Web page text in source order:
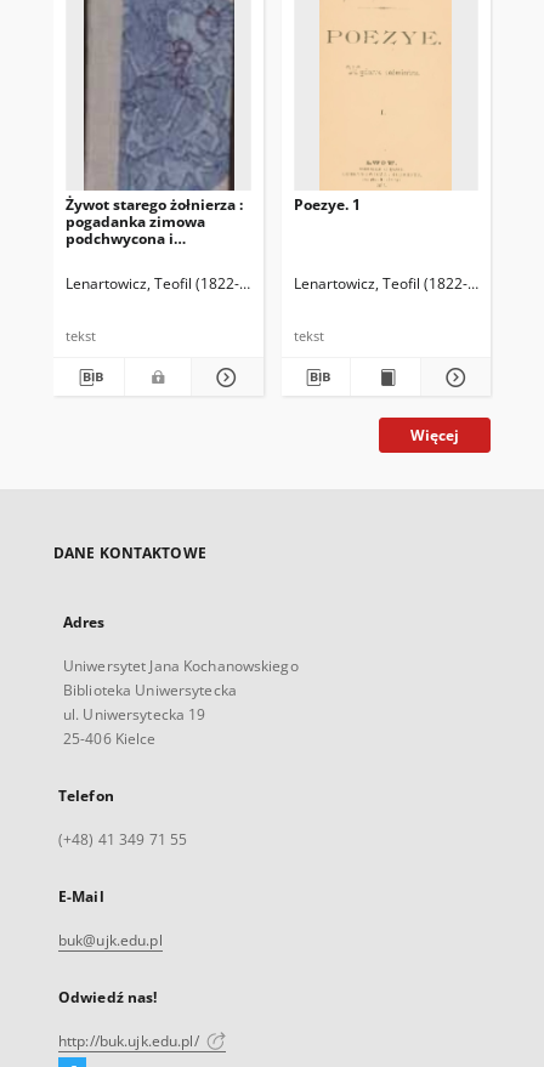
Żywot starego żołnierza :
pogadanka zimowa
podchwycona i
Lenartowicz, Teofil (1822-1893)
Balicki, Antoni Euzebiusz (1882-
tekst
Poezye. 1
Lenartowicz, Teofil (1822-1893)
tekst
Więcej
DANE KONTAKTOWE
Adres
Uniwersytet Jana Kochanowskiego
Biblioteka Uniwersytecka
ul. Uniwersytecka 19
25-406 Kielce
Telefon
(+48) 41 349 71 55
E-Mail
buk@ujk.edu.pl
Odwiedź nas!
http://buk.ujk.edu.pl/